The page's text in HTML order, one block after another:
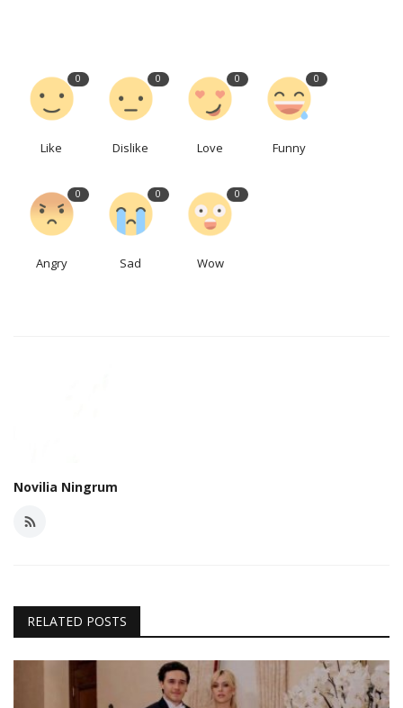
0
Like
0
Dislike
0
Love
0
Funny
0
Angry
0
Sad
0
Wow
Novilia Ningrum
RELATED POSTS